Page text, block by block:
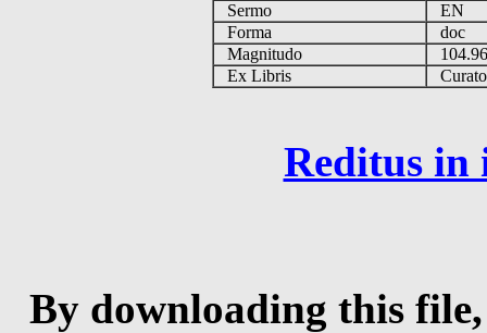
Sermo
EN
Forma
doc
Magnitudo
Ex Libris
Reditus in
By downloading this